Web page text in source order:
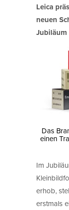
Leica
neuen
Jubiläum
Das
einen
Im
erhob,
erstmals